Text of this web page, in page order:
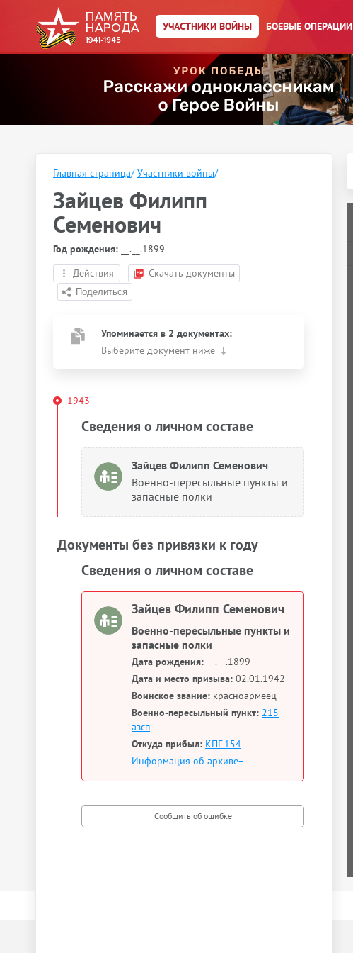
УЧАСТНИКИ ВОЙНЫ БОЕВЫЕ ОПЕРАЦИИ
Главная страница/ Участники войны/
Зайцев Филипп
Семенович
Год рождения: __.__.1899
Действия
Скачать документы
Упоминается в 2 документах:
Выберите документ ниже
1943
Сведения о личном составе
Зайцев Филипп Семенович
Военно-пересыльные пункты и
запасные полки
Документы без привязки к году
Сведения о личном составе
Зайцев Филипп Семенович
Военно-пересыльные пункты и
запасные полки
Дата рождения: __.__.1899
Дата и место призыва: 02.01.1942
Воинское звание: красноармеец
Военно-пересыльный пункт: 215
азсп
Откуда прибыл: КПГ 154
Информация об архиве+